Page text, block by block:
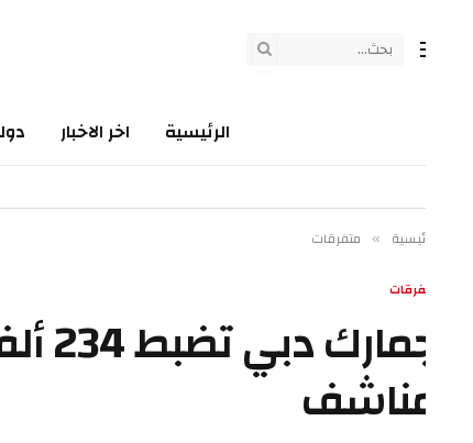
الرئيسية اخر الاخبار دولي
» متفرقات
جمارك